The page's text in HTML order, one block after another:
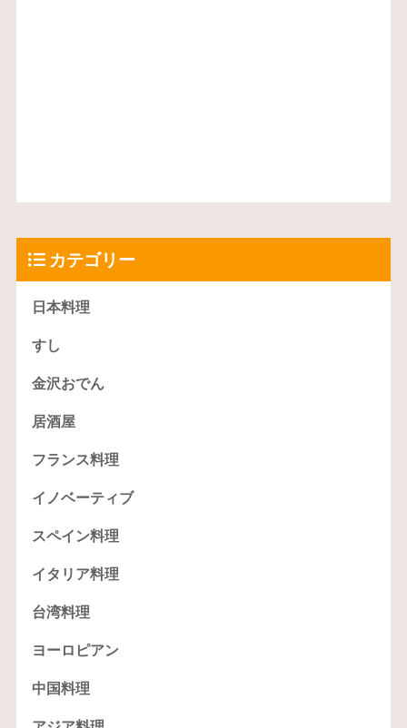
カテゴリー
日本料理
すし
金沢おでん
居酒屋
フランス料理
イノベーティブ
スペイン料理
イタリア料理
台湾料理
ヨーロピアン
中国料理